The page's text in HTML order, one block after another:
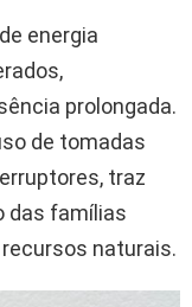
energia
prolongada.
de tomadas
traz
das famílias
naturais.